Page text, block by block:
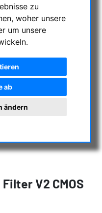
zu
woher unsere
um unsere
ab
ändern
V2 CMOS